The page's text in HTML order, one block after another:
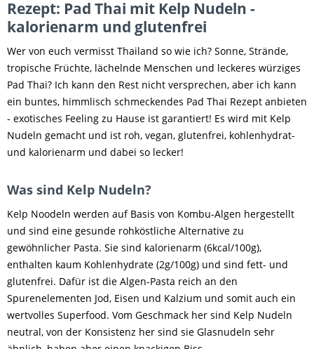
Rezept: Pad Thai mit Kelp Nudeln -
kalorienarm und glutenfrei
Wer von euch vermisst Thailand so wie ich? Sonne, Strände,
tropische Früchte, lächelnde Menschen und leckeres würziges
Pad Thai? Ich kann den Rest nicht versprechen, aber ich kann
ein buntes, himmlisch schmeckendes Pad Thai Rezept anbieten
- exotisches Feeling zu Hause ist garantiert! Es wird mit Kelp
Nudeln gemacht und ist roh, vegan, glutenfrei, kohlenhydrat-
und kalorienarm und dabei so lecker!
Was sind Kelp Nudeln?
Kelp Noodeln werden auf Basis von Kombu-Algen hergestellt
und sind eine gesunde rohköstliche Alternative zu
gewöhnlicher Pasta. Sie sind kalorienarm (6kcal/100g),
enthalten kaum Kohlenhydrate (2g/100g) und sind fett- und
glutenfrei. Dafür ist die Algen-Pasta reich an den
Spurenelementen Jod, Eisen und Kalzium und somit auch ein
wertvolles Superfood. Vom Geschmack her sind Kelp Nudeln
neutral, von der Konsistenz her sind sie Glasnudeln sehr